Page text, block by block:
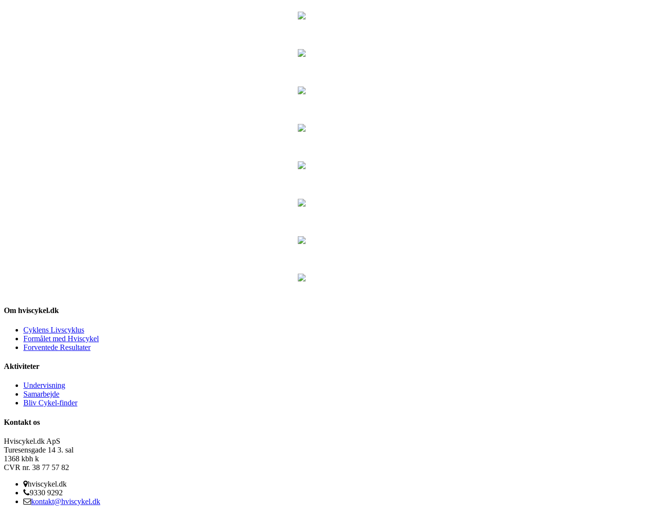
Om hviscykel.dk
Cyklens Livscyklus
Formålet med Hviscykel
Forventede Resultater
Aktiviteter
Undervisning
Samarbejde
Bliv Cykel-finder
Kontakt os
Hviscykel.dk ApS
Turesensgade 14 3. sal
1368 kbh k
CVR nr. 38 77 57 82
hviscykel.dk
9330 9292
kontakt@hviscykel.dk